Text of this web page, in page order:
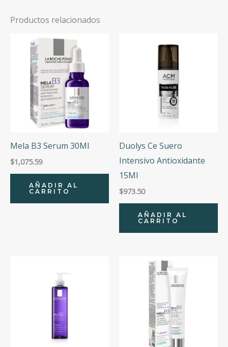
Productos relacionados
Mela B3 Serum 30Ml
$1,075.59
AÑADIR AL
CARRITO
Duolys Ce Suero
Intensivo Antioxidante
15Ml
$973.50
AÑADIR AL
CARRITO